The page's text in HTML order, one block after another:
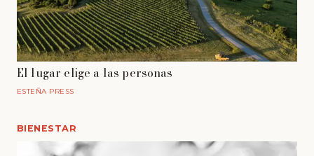
El lugar elige a las personas
ESTEÑA PRESS
BIENESTAR